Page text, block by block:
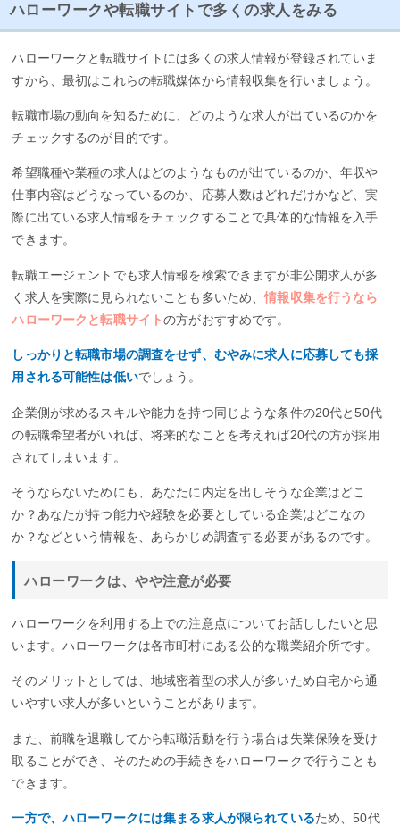
ハローワークや転職サイトで多くの求人をみる
ハローワークと転職サイトには多くの求人情報が登録されていま
すから、最初はこれらの転職媒体から情報収集を行いましょう。
転職市場の動向を知るために、どのような求人が出ているのかを
チェックするのが目的です。
希望職種や業種の求人はどのようなものが出ているのか、年収や
仕事内容はどうなっているのか、応募人数はどれだけかなど、実
際に出ている求人情報をチェックすることで具体的な情報を入手
できます。
転職エージェントでも求人情報を検索できますが非公開求人が多
く求人を実際に見られないことも多いため、情報収集を行うなら
ハローワークと転職サイトの方がおすすめです。
しっかりと転職市場の調査をせず、むやみに求人に応募しても採
用される可能性は低いでしょう。
企業側が求めるスキルや能力を持つ同じような条件の20代と50代
の転職希望者がいれば、将来的なことを考えれば20代の方が採用
されてしまいます。
そうならないためにも、あなたに内定を出しそうな企業はどこ
か？あなたが持つ能力や経験を必要としている企業はどこなの
か？などという情報を、あらかじめ調査する必要があるのです。
ハローワークは、やや注意が必要
ハローワークを利用する上での注意点についてお話ししたいと思
います。ハローワークは各市町村にある公的な職業紹介所です。
そのメリットとしては、地域密着型の求人が多いため自宅から通
いやすい求人が多いということがあります。
また、前職を退職してから転職活動を行う場合は失業保険を受け
取ることができ、そのための手続きをハローワークで行うことも
できます。
一方で、ハローワークには集まる求人が限られているため、50代